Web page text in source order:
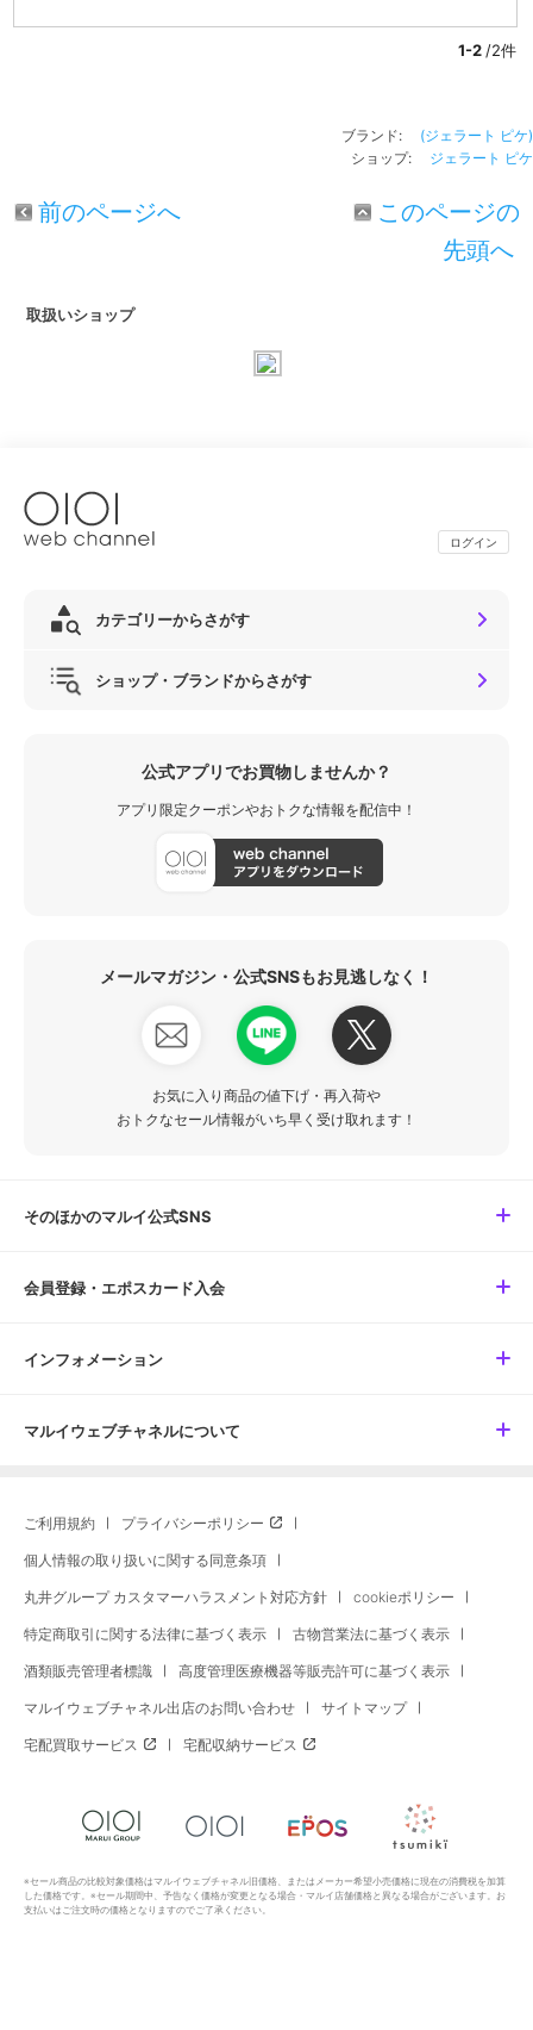
1-2 /2件
ブランド: (ジェラート ピケ)
ショップ: ジェラート ピケ
前のページへ
このページの
先頭へ
取扱いショップ
ログイン
カテゴリーからさがす
ショップ・ブランドからさがす
公式アプリでお買物しませんか？
アプリ限定クーポンやおトクな情報を配信中！
メールマガジン・公式SNSもお見逃しなく！
お気に入り商品の値下げ・再入荷や
おトクなセール情報がいち早く受け取れます！
そのほかのマルイ公式SNS
会員登録・エポスカード入会
インフォメーション
マルイウェブチャネルについて
ご利用規約 プライバシーポリシー
個人情報の取り扱いに関する同意条項
丸井グループ カスタマーハラスメント対応方針 cookieポリシー
特定商取引に関する法律に基づく表示 古物営業法に基づく表示
酒類販売管理者標識 高度管理医療機器等販売許可に基づく表示
マルイウェブチャネル出店のお問い合わせ サイトマップ
宅配買取サービス 宅配収納サービス
※セール商品の比較対象価格はマルイウェブチャネル旧価格、またはメーカー希望小売価格に現在の消費税を加算
した価格です。※セール期間中、予告なく価格が変更となる場合・マルイ店舗価格と異なる場合がございます。お
支払いはご注文時の価格となりますのでご了承ください。